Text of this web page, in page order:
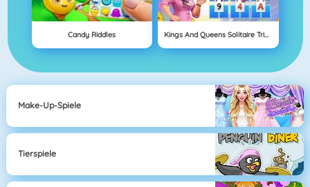
Candy Riddles Kings And Queens Solitaire Tripeaks
Make-Up-Spiele
Tierspiele